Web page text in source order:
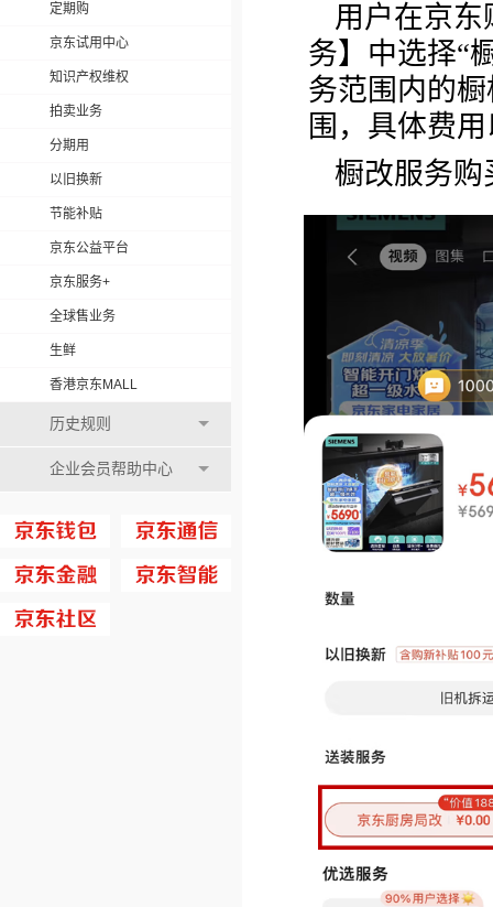
定期购
京东试用中心
知识产权维权
拍卖业务
分期用
以旧换新
节能补贴
京东公益平台
京东服务+
全球售业务
生鲜
香港京东MALL
历史规则
企业会员帮助中心
用户在京
务】中选择“
务范围内的
围，具体费
橱改服务购